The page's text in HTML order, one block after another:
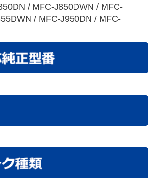
/ MFC-J850DWN / MFC-
/ MFC-J950DN / MFC-